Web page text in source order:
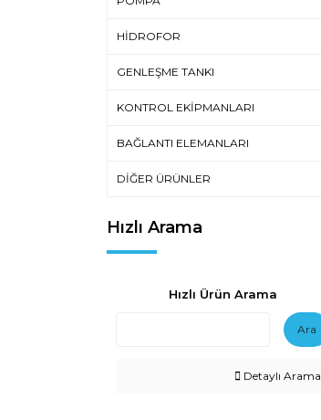
HİDROFOR
GENLEŞME TANKI
KONTROL EKİPMANLARI
BAĞLANTI ELEMANLARI
DİĞER ÜRÜNLER
Hızlı Arama
Hızlı Ürün Arama
Ara
Detaylı Arama